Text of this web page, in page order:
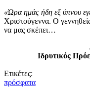
«Ώρα ημάς ήδη εξ ύπνου
Χριστούγεννα. Ο
να μας σκέπει…
Ιδρυτικός
Ετικέτες:
πρόσφατα